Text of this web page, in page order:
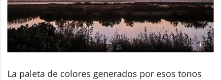
La paleta de colores generados por esos tonos